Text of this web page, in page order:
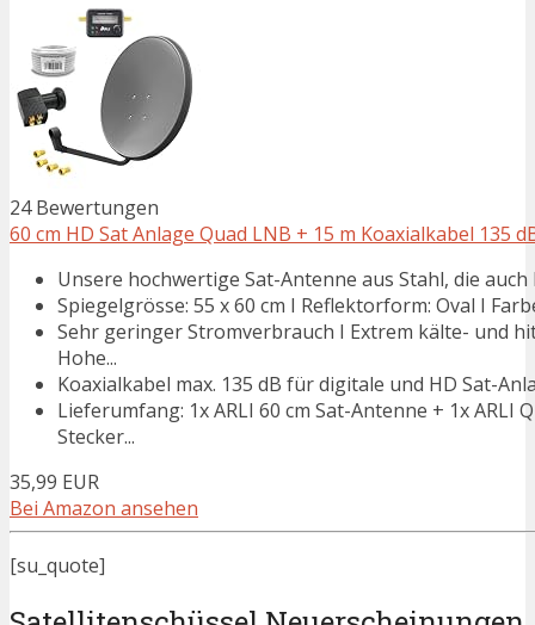
24 Bewertungen
60 cm HD Sat Anlage Quad LNB + 15 m Koaxialkabel 135
Unsere hochwertige Sat-Antenne aus Stahl, die
Spiegelgrösse: 55 x 60 cm I Reflektorform: Oval I
Sehr geringer Stromverbrauch I Extrem kälte- und
Hohe...
Koaxialkabel max. 135 dB für digitale und HD Sat-
Lieferumfang: 1x ARLI 60 cm Sat-Antenne + 1x ARLI
Stecker...
35,99 EUR
Bei Amazon ansehen
[su_quote]